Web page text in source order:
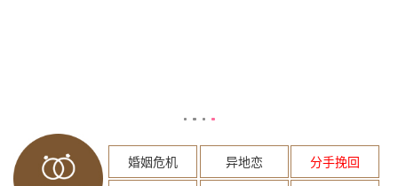
婚姻危机 异地恋
分手挽回